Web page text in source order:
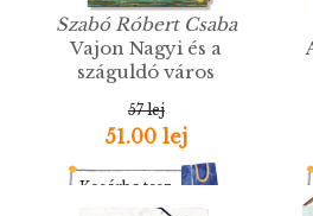
Szabó Róbert Csaba
Vajon Nagyi és a
száguldó város
57 lej
51.00 lej
Kosárba tesz